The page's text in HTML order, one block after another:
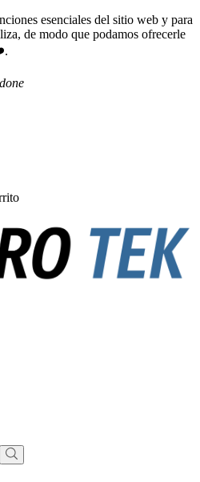
esenciales del sitio web y para
de modo que podamos ofrecerle
done